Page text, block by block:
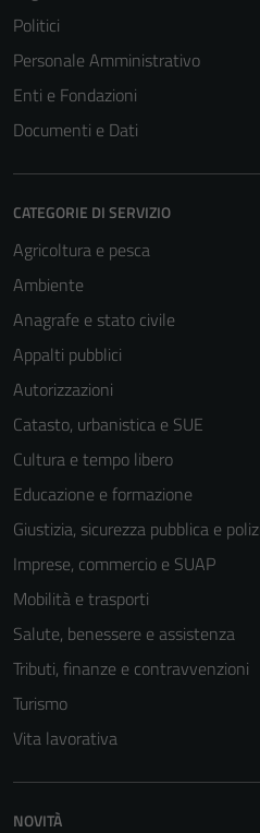
Politici
Personale Amministrativo
Enti e Fondazioni
Documenti e Dati
CATEGORIE DI SERVIZIO
Agricoltura e pesca
Ambiente
Anagrafe e stato civile
Appalti pubblici
Autorizzazioni
Catasto, urbanistica e SUE
Cultura e tempo libero
Educazione e formazione
Giustizia, sicurezza pubblica e
Imprese, commercio e SUAP
Mobilità e trasporti
Salute, benessere e assistenza
Tributi, finanze e contravvenzioni
Turismo
Vita lavorativa
NOVITÀ